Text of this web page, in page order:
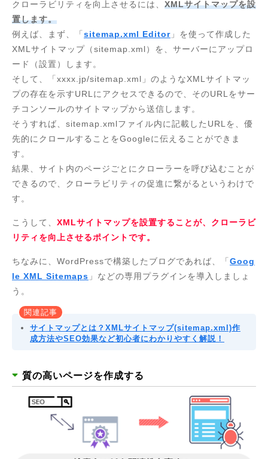
クローラビリティを向上させるには、 XMLサイトマップを設
置します。
例えば、まず、「 sitemap.xml Editor 」を使って作成した
XMLサイトマップ（sitemap.xml）を、サーバーにアップロ
ード（設置）します。
そして、「xxxx.jp/sitemap.xml」のようなXMLサイトマッ
プの存在を示すURLにアクセスできるので、そのURLをサー
チコンソールのサイトマップから送信します。
そうすれば、sitemap.xmlファイル内に記載したURLを、優
先的にクロールすることをGoogleに伝えることができま
す。
結果、サイト内のページごとにクローラーを呼び込むことが
できるので、クローラビリティの促進に繋がるというわけで
す。
こうして、 XMLサイトマップを設置することが、クローラビ
リティを向上させるポイントです。
ちなみに、WordPressで構築したブログであれば、「 Goog
le XML Sitemaps 」などの専用プラグインを導入しましょ
う。
関連記事
サイトマップとは？XMLサイトマップ(sitemap.xml)作
成方法やSEO効果など初心者にわかりやすく解説！
質の高いページを作成する